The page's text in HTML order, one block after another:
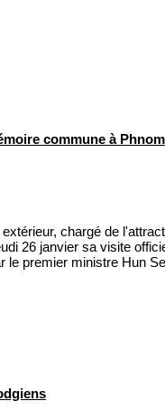
commune à
chargé de
26 janvier sa visite
le premier ministre Hun